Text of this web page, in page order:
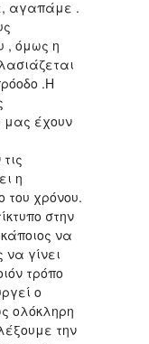
αγαπάμε .
, όμως η
.Η
μας έχουν
η
του χρόνου.
στην
να
να γίνει
τρόπο
ο
ολόκληρη
την